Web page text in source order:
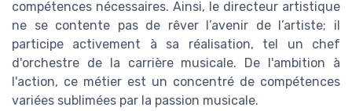
compétences nécessaires. Ainsi, le directeur artistique
ne se contente pas de rêver l’avenir de l’artiste; il
participe activement à sa réalisation, tel un chef
d'orchestre de la carrière musicale. De l'ambition à
l'action, ce métier est un concentré de compétences
variées sublimées par la passion musicale.